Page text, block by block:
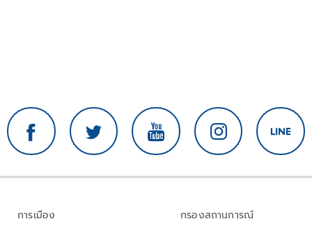
การเมือง
กรองสถานการณ์